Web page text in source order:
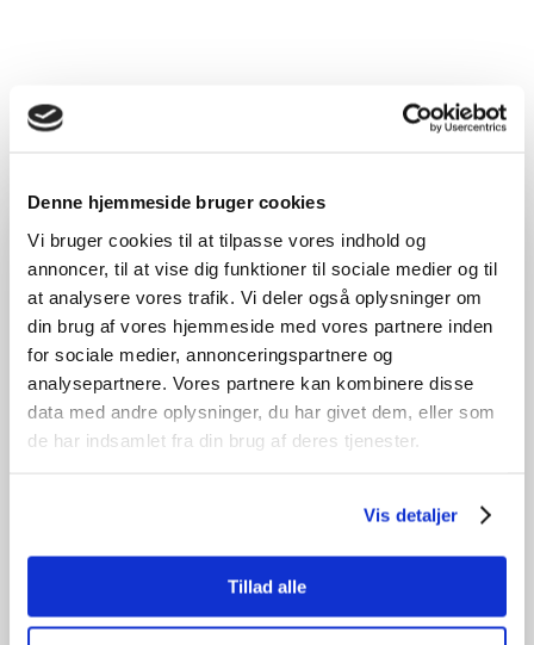
Denne hjemmeside bruger cookies
Vi bruger cookies til at tilpasse vores indhold og
annoncer, til at vise dig funktioner til sociale medier og til
at analysere vores trafik. Vi deler også oplysninger om
din brug af vores hjemmeside med vores partnere inden
for sociale medier, annonceringspartnere og
analysepartnere. Vores partnere kan kombinere disse
data med andre oplysninger, du har givet dem, eller som
de har indsamlet fra din brug af deres tjenester.
Vis detaljer
Tillad alle